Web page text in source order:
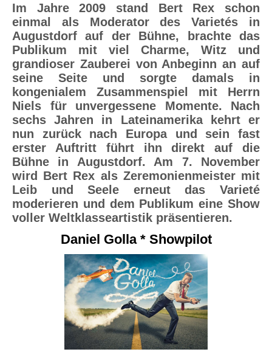
Im Jahre 2009 stand Bert Rex schon
einmal als Moderator des Varietés in
Augustdorf auf der Bühne, brachte das
Publikum mit viel Charme, Witz und
grandioser Zauberei von Anbeginn an auf
seine Seite und sorgte damals in
kongenialem Zusammenspiel mit Herrn
Niels für unvergessene Momente. Nach
sechs Jahren in Lateinamerika kehrt er
nun zurück nach Europa und sein fast
erster Auftritt führt ihn direkt auf die
Bühne in Augustdorf. Am 7. November
wird Bert Rex als Zeremonienmeister mit
Leib und Seele erneut das Varieté
moderieren und dem Publikum eine Show
voller Weltklasseartistik präsentieren.
Daniel Golla * Showpilot